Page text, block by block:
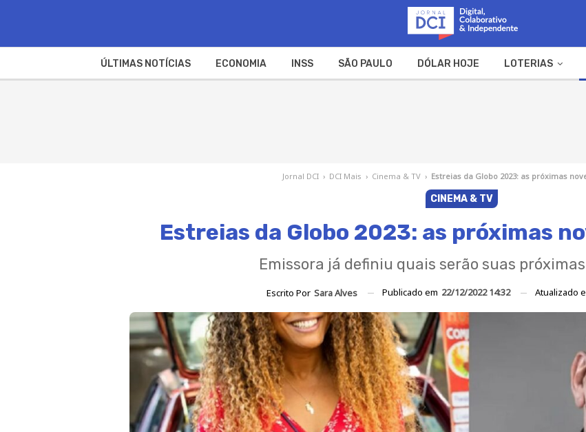
ÚLTIMAS NOTÍCIAS ECONOMIA INSS SÃO PAULO DÓLAR HOJE LOTERIAS
Jornal DCI › DCI Mais › Cinema & TV › Estreias da Globo 2023: as próximas
CINEMA & TV
Estreias da Globo 2023: as próximas
Emissora já definiu quais serão suas
Escrito Por Sara Alves Publicado em 22/12/2022 14:32 Atualizado